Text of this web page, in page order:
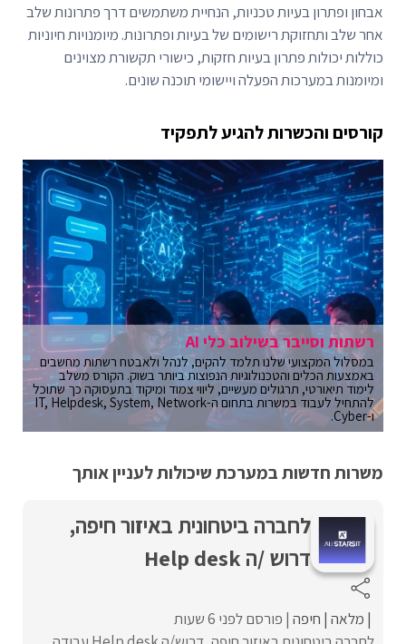
אבחון ופתרון בעיות טכניות, הנחיית משתמשים דרך פתרונות שלב
אחר שלב ותחזוקת רישומים של בעיות ופתרונות. מיומנויות חיוניות
כוללות יכולות פתרון בעיות חזקות, כישורי תקשורת מצוינים
ומיומנות במערכות הפעלה ויישומי תוכנה שונים.
קורסים והכשרות להגיע לתפקיד
רשתות וסייבר בשילוב כלי AI
במסלול המקצועי שלנו תלמד להקים, לנהל ולאבטח רשתות מחשבים
באמצעות הכלים והטכנולוגיות הנפוצות ביותר בשוק. הקורס משלב
לימוד תיאורטי, תרגולים מעשיים, ליווי צמוד ומיקוד בתעסוקה כך שתוכל
להתחיל לעבוד במשרות בתחום ה-IT, Helpdesk, System, Network
ו-Cyber.
משרות חדשות במערכת שיכולות לעניין אותך
לחברה ביטחונית באיזור חיפה,
דרוש /ה Help desk
מלאה חיפה פורסם לפני 6 שעות